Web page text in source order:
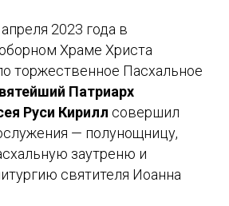
2023 года в
Храме Христа
торжественное Пасхальное
Патриарх
Руси Кирилл совершил
— полунощницу,
заутреню и
святителя Иоанна